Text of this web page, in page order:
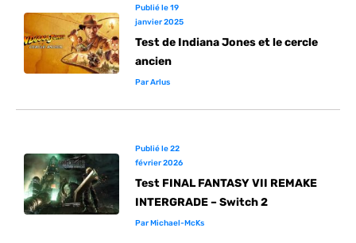
Publié le19
janvier 2025
Test de Indiana Jones et le cercle
ancien
ParArlus
Publié le22
février 2026
Test FINAL FANTASY VII REMAKE
INTERGRADE – Switch 2
ParMichael-McKs